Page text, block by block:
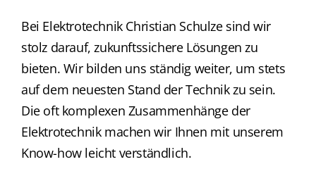
Bei Elektrotechnik Christian Schulze sind wir
stolz darauf, zukunftssichere Lösungen zu
bieten. Wir bilden uns ständig weiter, um stets
auf dem neuesten Stand der Technik zu sein.
Die oft komplexen Zusammenhänge der
Elektrotechnik machen wir Ihnen mit unserem
Know-how leicht verständlich.